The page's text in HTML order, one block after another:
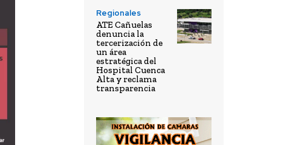
Regionales
ATE Cañuelas
denuncia la
tercerización de
un área
estratégica del
Hospital Cuenca
Alta y reclama
transparencia